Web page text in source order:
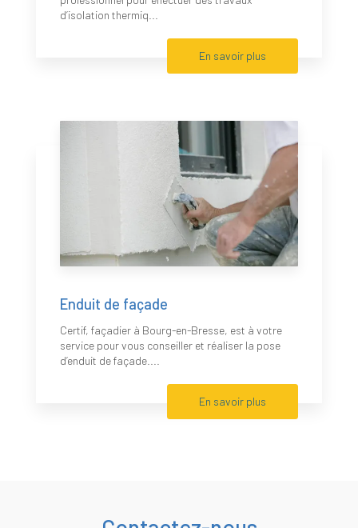
d’isolation thermiq...
En savoir plus
Enduit de façade
Certif, façadier à Bourg-en-Bresse, est à votre
service pour vous conseiller et réaliser la pose
d’enduit de façade....
En savoir plus